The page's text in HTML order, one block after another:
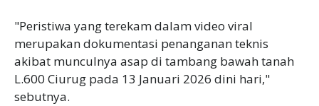
"Peristiwa yang terekam dalam video viral
merupakan dokumentasi penanganan teknis
akibat munculnya asap di tambang bawah tanah
L.600 Ciurug pada 13 Januari 2026 dini hari,"
sebutnya.